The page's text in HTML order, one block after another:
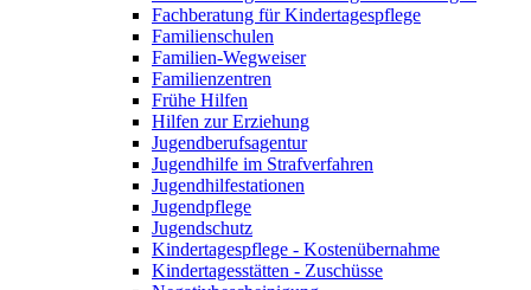
Fachberatung für Kindertagespflege
Familienschulen
Familien-Wegweiser
Familienzentren
Frühe Hilfen
Hilfen zur Erziehung
Jugendberufsagentur
Jugendhilfe im Strafverfahren
Jugendhilfestationen
Jugendpflege
Jugendschutz
Kindertagespflege - Kostenübernahme
Kindertagesstätten - Zuschüsse